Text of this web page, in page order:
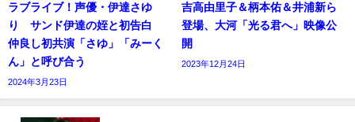
ラブライブ！声優・伊達さゆ
り サンド伊達の姪と初告白
仲良し初共演「さゆ」「みーく
ん」と呼び合う
2024年3月23日
吉高由里子＆柄本佑＆井浦新ら
登場、大河「光る君へ」映像公
開
2023年12月24日